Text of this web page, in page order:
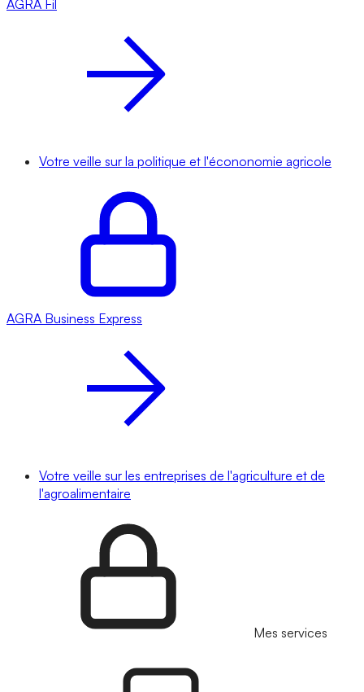
AGRA Fil
Votre veille sur la politique et l'écononomie agricole
AGRA Business Express
Votre veille sur les entreprises de l'agriculture et de
l'agroalimentaire
Mes services